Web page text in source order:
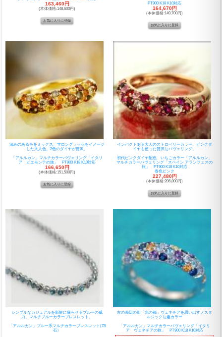
163,460円
(本体価格:148,600円)
PT900 K18 K10対応
164,670円
(本体価格:149,700円)
深みのある色をミックス、マロングラッセをイメージ
した大人色。2色のダイヤが贅沢。
「アルルカン」マルチカラーパヴェリング「イタリ
ア ピエモンテの旅」 PT900 K18 K10対応
166,650円
(本体価格:151,500円)
インパクトある大人のストロベリーカラー、ピンクダ
イヤも使った贅沢なパヴェリング。
初代ピンクダイヤ配色 いちごカラー「アルルカン」
マルチカラーパヴェリング「スペイン アランフェスの
旅」 PT900 K18 K10対応
春色ピンク
227,480円
(本体価格:206,800円)
シンプルなカジュアルを新鮮に蘇らせるブルーの威
力。マルチブルーカラーブレスレット。
「アルルカン」ブルー系マルチカラーブレスレット(78
石）
古の海辺の街「水の都」ヴェネチアを思い出すノスタ
ルジックな趣カラー
「アルルカン」マルチカラーパヴェリング「イタリ
ア ヴェネチアの旅」 PT900 K18 K10対応